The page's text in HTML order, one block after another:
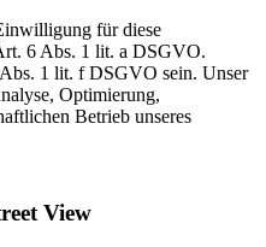
für diese
6 Abs. 1 lit. a DSGVO.
1 lit. f DSGVO sein. Unser
Optimierung,
Betrieb unseres
View